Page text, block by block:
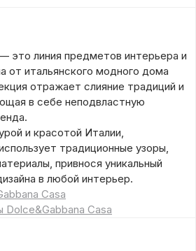
это линия предметов интерьера и
от итальянского модного дома
отражает слияние традиций и
в себе неподвластную
и красотой Италии,
традиционные узоры,
привнося уникальный
в любой интерьер.
Casa
Casa